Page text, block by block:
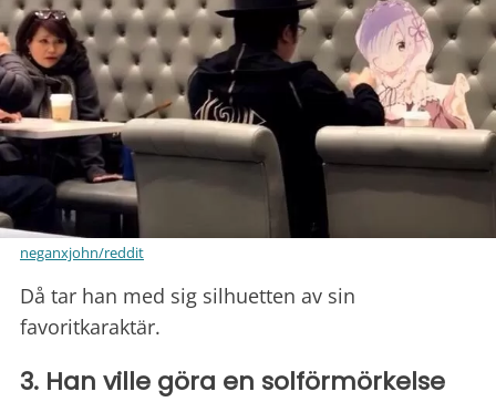
neganxjohn/reddit
Då tar han med sig silhuetten av sin
favoritkaraktär.
3. Han ville göra en solförmörkelse